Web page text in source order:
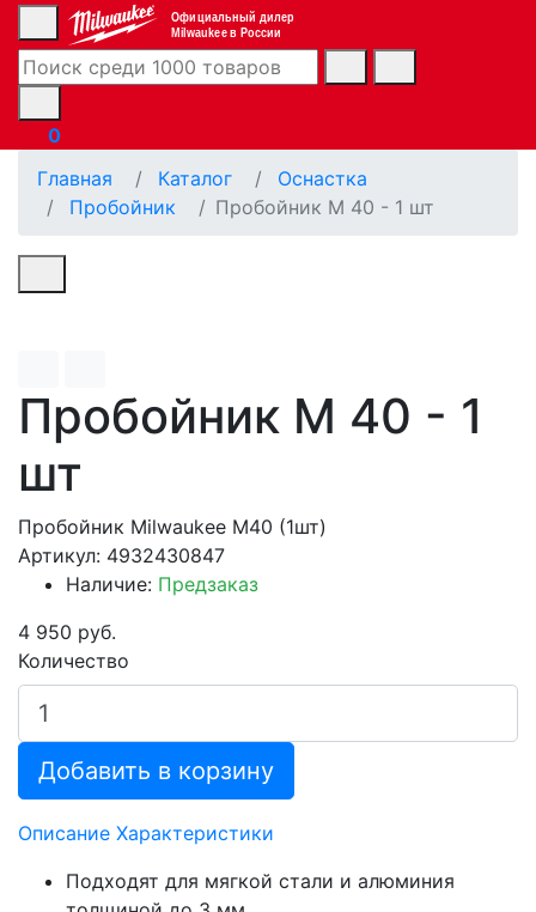
Официальный дилер
Milwaukee в России
0
Главная
Каталог
Оснастка
Пробойник
Пробойник M 40 - 1 шт
Пробойник M 40 - 1
шт
Пробойник Milwaukee M40 (1шт)
Артикул: 4932430847
Наличие: Предзаказ
4 950 руб.
Количество
Добавить в корзину
Описание Характеристики
Подходят для мягкой стали и алюминия